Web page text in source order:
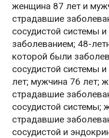
женщина 87 лет и
страдавшие
сосудистой системы
заболеванием; 48-
которой были
сосудистой системы
лет; мужчина 76 лет;
страдавшие
сосудистой системы;
страдавшие
сосудистой и